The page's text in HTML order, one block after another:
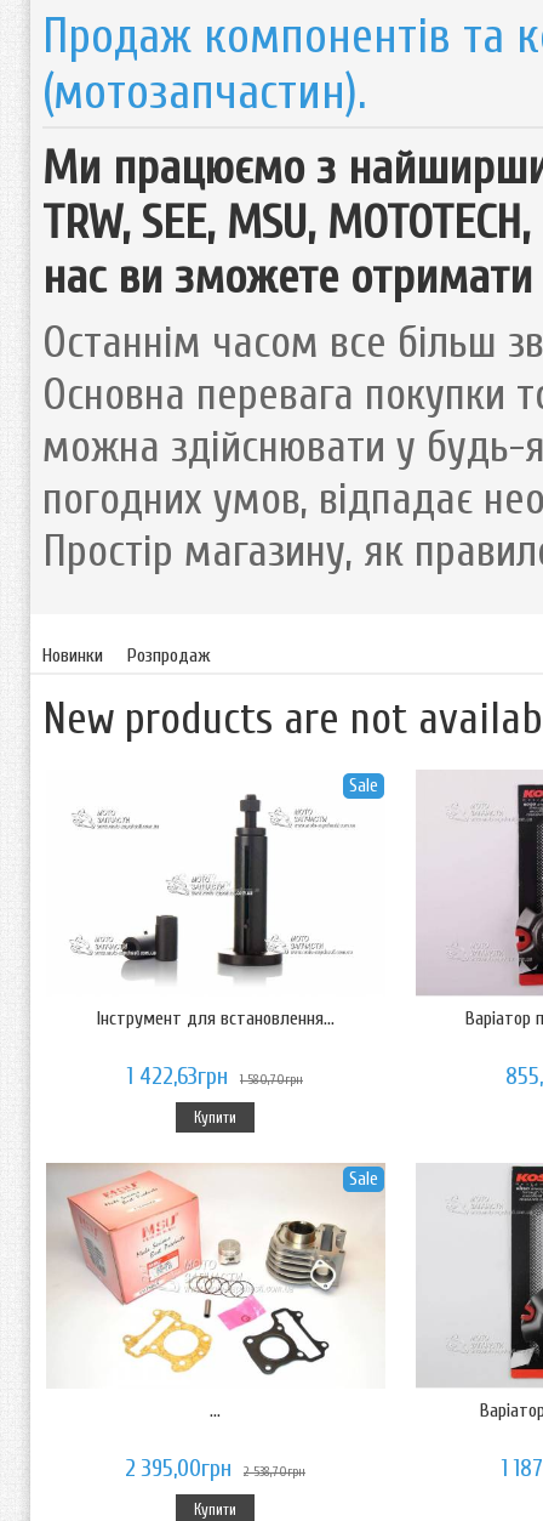
Продаж компонентів та
(мотозапчастин).
Ми працюємо з
TRW, SEE, MSU,
нас ви зможете отримати
Останнім часом все більш
Основна перевага покупки
можна здійснювати у будь-
погодних умов, відпадає
Простір магазину, як
Новинки Розпродаж
New products are not
Sale
Інструмент для встановлення...
1 422,63грн 1 580,70грн
Купити
Варіатор
Sale
...
2 395,00грн 2 538,70грн
Купити
1